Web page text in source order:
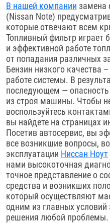
В нашей компании замена
(Nissan Note)
которые отвечают всем
Топливный фильтр играет
и эффективной работе
от попадания различных
Бензин низкого качества
работе системы. В
последующем —
из строя машины. Чтобы
воспользуйтесь
вы найдете на страницах
Посетив автосервис, вы
все возникшие вопросы,
эксплуатации Ниссан Ноут
нами высокоточная
точное представление о
средства и возникших
который осуществляют
одним из главных
решения любой проблемы.